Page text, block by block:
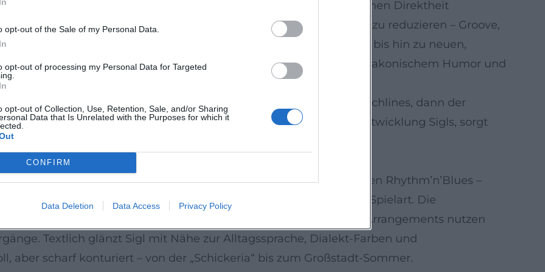
opt-out of the Sale of my Personal Data.
opt-out of processing my Personal Data for Targeted
opt-out of Collection, Use, Retention, Sale, and/or Sharing
Data that Is Unrelated with the Purposes for which it
CONFIRM
Data Deletion Data Access Privacy Policy
kernigen Rock’n’Roll-Drive der elektrischen Band und der intimen Direktheit
Spider Murphy Gang zeigen seine Fähigkeit, Songs auf den Kern zu reduzieren – Groove,
mit seiner Solo-Band die ganze Palette von Tanzflächenklassikern bis hin zu neuen,
oder Festivalsommer: Sigls Performance lebt von Timing, lakonischem Humor und
Bühnenerfahrung ermöglicht.
Erzählung und Song: kleine Anekdoten, pointiert gesetzte Punchlines, dann der
Takt. Diese Form der Dramaturgie, ein Kern der künstlerischen Entwicklung Sigls, sorgt
neue Songs sofort Anschluss finden.
Tonfall
– mit Anklängen an Chuck Berry, Elvis Presley und den frühen Rhythm’n’Blues –
und straighten Backbeats eine moderne, deutschsprachige Spielart. Die
Pre-Chorus, Refrain), eingängige Riffs und Hooklines; die Arrangements nutzen
Textlich glänzt Sigl mit Nähe zur Alltagssprache, Dialekt-Farben und
aber scharf konturiert – von der „Schickeria“ bis zum Großstadt-Sommer.